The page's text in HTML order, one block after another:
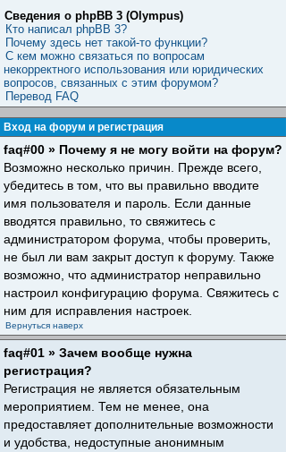
Сведения о phpBB 3 (Olympus)
Кто написал phpBB 3?
Почему здесь нет такой-то функции?
С кем можно связаться по вопросам
некорректного использования или юридических
вопросов, связанных с этим форумом?
Перевод FAQ
Вход на форум и регистрация
faq#00 » Почему я не могу войти на форум?
Возможно несколько причин. Прежде всего,
убедитесь в том, что вы правильно вводите
имя пользователя и пароль. Если данные
вводятся правильно, то свяжитесь с
администратором форума, чтобы проверить,
не был ли вам закрыт доступ к форуму. Также
возможно, что администратор неправильно
настроил конфигурацию форума. Свяжитесь с
ним для исправления настроек.
Вернуться наверх
faq#01 » Зачем вообще нужна
регистрация?
Регистрация не является обязательным
мероприятием. Тем не менее, она
предоставляет дополнительные возможности
и удобства, недоступные анонимным